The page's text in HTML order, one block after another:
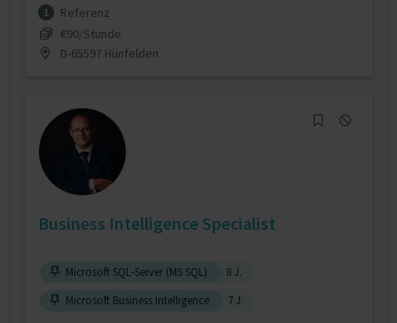
1
Referenz
€90/Stunde
D-65597 Hünfelden
Business Intelligence Specialist
Microsoft SQL-Server (MS SQL)
8 J.
Microsoft Business Intelligence
7 J.